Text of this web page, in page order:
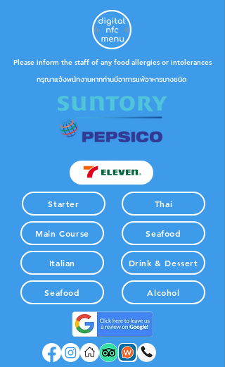
Please inform the staff of any food allergies or intolerances
กรุณาแจ้งพนักงานหากท่านมีอาการแพ้อาหารบางชนิด
Starter
Main Course
Italian
Seafood
Thai
Seafood
Drink & Dessert
Alcohol